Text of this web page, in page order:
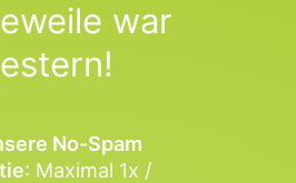
war
No-Spam
: Maximal 1x /